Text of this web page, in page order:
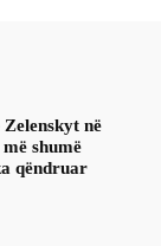
në
shumë
qëndruar